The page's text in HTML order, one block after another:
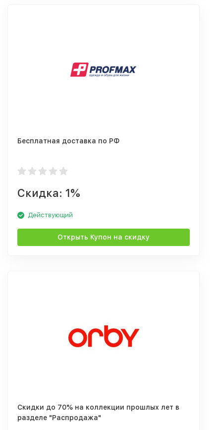
Бесплатная доставка по РФ
Скидка: 1%
Действующий
Открыть Купон на скидку
Скидки до 70% на коллекции прошлых лет в
разделе "Распродажа"